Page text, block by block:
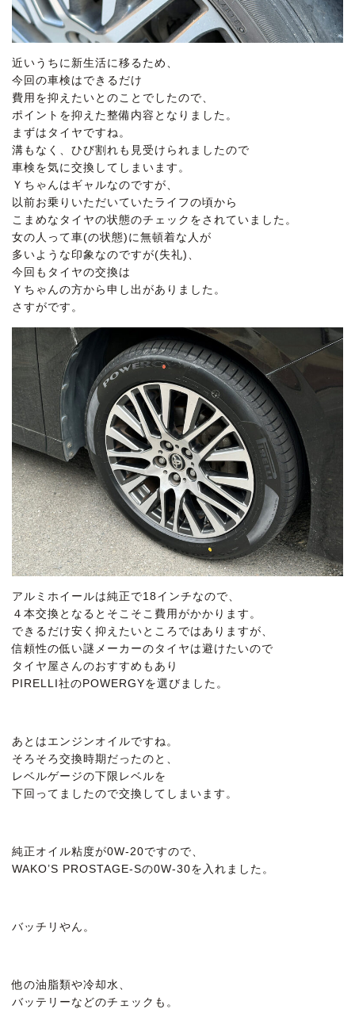
近いうちに新生活に移るため、
今回の車検はできるだけ
費用を抑えたいとのことでしたので、
ポイントを抑えた整備内容となりました。
まずはタイヤですね。
溝もなく、ひび割れも見受けられましたので
車検を気に交換してしまいます。
Ｙちゃんはギャルなのですが、
以前お乗りいただいていたライフの頃から
こまめなタイヤの状態のチェックをされていました。
女の人って車(の状態)に無頓着な人が
多いような印象なのですが(失礼)、
今回もタイヤの交換は
Ｙちゃんの方から申し出がありました。
さすがです。
アルミホイールは純正で18インチなので、
４本交換となるとそこそこ費用がかかります。
できるだけ安く抑えたいところではありますが、
信頼性の低い謎メーカーのタイヤは避けたいので
タイヤ屋さんのおすすめもあり
PIRELLI社のPOWERGYを選びました。
あとはエンジンオイルですね。
そろそろ交換時期だったのと、
レベルゲージの下限レベルを
下回ってましたので交換してしまいます。
純正オイル粘度が0W-20ですので、
WAKO’S PROSTAGE-Sの0W-30を入れました。
バッチリやん。
他の油脂類や冷却水、
バッテリーなどのチェックも。